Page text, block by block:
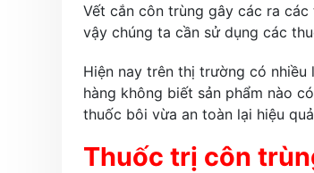
Vết cắn côn trùng gây các ra
vậy chúng ta cần sử dụng các
Hiện nay trên thị trường có nhiều
hàng không biết sản phẩm nào
thuốc bôi vừa an toàn lại hiệu
Thuốc trị côn